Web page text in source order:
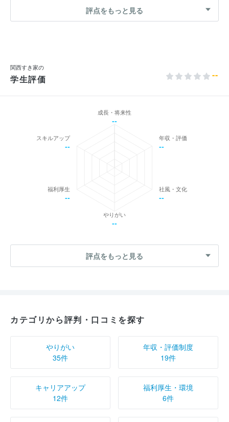
評点をもっと見る
関西すき家の
学生評価 --
成長・将来性
--
年収・評価
--
社風・文化
--
やりがい
--
福利厚生
--
スキルアップ
--
評点をもっと見る
カテゴリから評判・口コミを探す
やりがい
35件
年収・評価制度
19件
キャリアアップ
12件
福利厚生・環境
6件